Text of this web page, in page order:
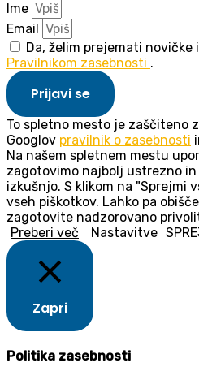
Ime
Email
Da, želim prejemati novičke
Pravilnikom zasebnosti .
Prijavi se
To spletno mesto je zaščiteno
Googlov pravilnik o zasebnosti
Na našem spletnem mestu
zagotovimo najbolj ustrezno
izkušnjo. S klikom na "Sprejmi
vseh piškotkov. Lahko pa
zagotovite nadzorovano
Preberi več
Nastavitve
Zapri
Politika zasebnosti